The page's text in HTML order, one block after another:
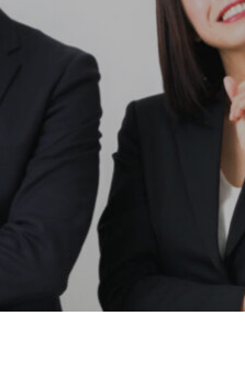
AIによる概要は米国検索の4
3%へ｜中小企業の対策